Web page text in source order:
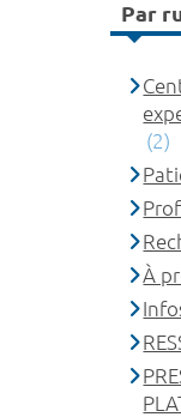
Par
(2)
À